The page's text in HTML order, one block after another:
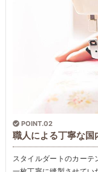
POINT.02
職人による丁寧な国
スタイルダートのカー